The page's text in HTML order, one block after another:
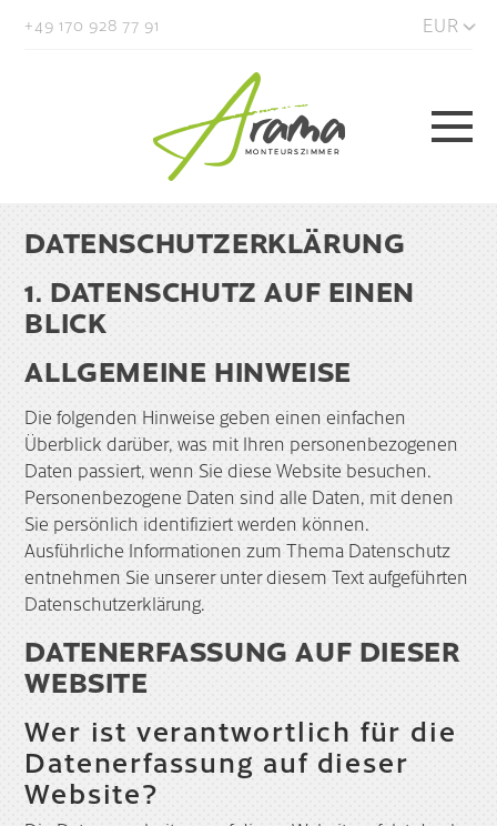
+49 170 928 77 91 EUR
DATENSCHUTZERKLÄRUNG
1. DATENSCHUTZ AUF EINEN
BLICK
ALLGEMEINE HINWEISE
Die folgenden Hinweise geben einen einfachen
Überblick darüber, was mit Ihren personenbezogenen
Daten passiert, wenn Sie diese Website besuchen.
Personenbezogene Daten sind alle Daten, mit denen
Sie persönlich identifiziert werden können.
Ausführliche Informationen zum Thema Datenschutz
entnehmen Sie unserer unter diesem Text aufgeführten
Datenschutzerklärung.
DATENERFASSUNG AUF DIESER
WEBSITE
Wer ist verantwortlich für die
Datenerfassung auf dieser
Website?